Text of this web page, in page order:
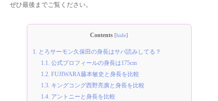
ぜひ最後までご覧ください。
Contents [hide]
1. とろサーモン久保田の身長はサバ読みしてる？
1.1. 公式プロフィールの身長は175cm
1.2. FUJIWARA藤本敏史と身長を比較
1.3. キングコング西野亮廣と身長を比較
1.4. アントニーと身長を比較